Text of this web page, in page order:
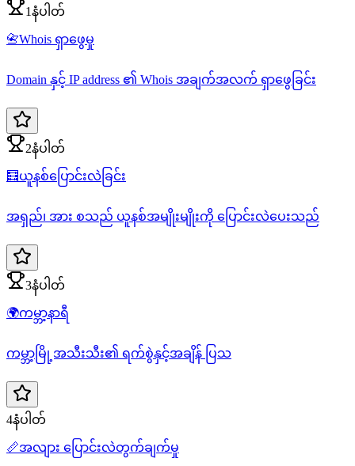
1နံပါတ်
📇Whois ရှာဖွေမှု
Domain နှင့် IP address ၏ Whois အချက်အလက် ရှာဖွေခြင်း
2နံပါတ်
🧮ယူနစ်ပြောင်းလဲခြင်း
အရှည်၊ အား စသည် ယူနစ်အမျိုးမျိုးကို ပြောင်းလဲပေးသည်
3နံပါတ်
🌍ကမ္ဘာ့နာရီ
ကမ္ဘာ့မြို့အသီးသီး၏ ရက်စွဲနှင့်အချိန် ပြသ
4နံပါတ်
📏အလျား ပြောင်းလဲတွက်ချက်မှု